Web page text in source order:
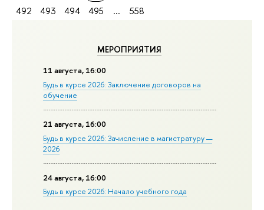
МЕРОПРИЯТИЯ
11 августа, 16:00
Будь в курсе 2026: Заключение договоров на
обучение
21 августа, 16:00
Будь в курсе 2026: Зачисление в магистратуру —
2026
24 августа, 16:00
Будь в курсе 2026: Начало учебного года
492
493 494 495 ... 558